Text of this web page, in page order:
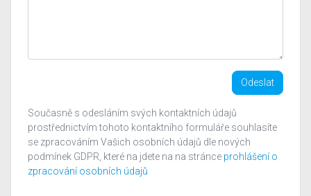
Odeslat
Současně s odesláním svých kontaktních údajů
prostřednictvím tohoto kontaktního formuláře souhlasíte
se zpracováním Vašich osobních údajů dle nových
podmínek GDPR, které na jdete na na stránce prohlášení o
zpracování osobních údajů